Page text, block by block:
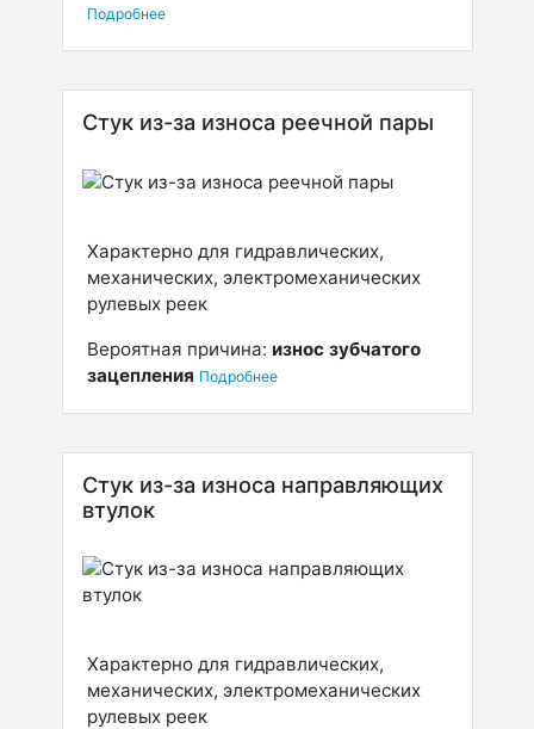
Подробнее
Стук из-за износа реечной пары
Характерно для гидравлических,
механических, электромеханических
рулевых реек
Вероятная причина: износ зубчатого
зацепления Подробнее
Стук из-за износа направляющих
втулок
Характерно для гидравлических,
механических, электромеханических
рулевых реек